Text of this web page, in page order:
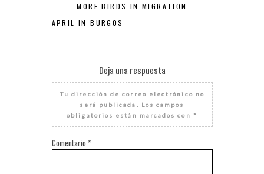
MORE BIRDS IN MIGRATION
APRIL IN BURGOS
Deja una respuesta
Tu dirección de correo electrónico no
será publicada.
Los campos
obligatorios están marcados con *
Comentario *